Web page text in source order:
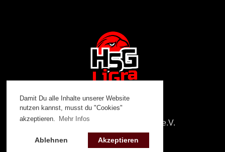
Damit Du alle Inhalte unserer Website
nutzen kannst, musst du "Cookies"
akzeptieren.
Mehr Infos
Ablehnen Akzeptieren
Handballverein Grasberg 2010 e.V.